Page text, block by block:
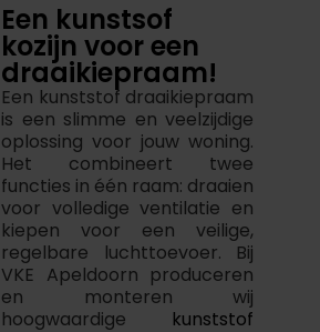
Een kunstsof
kozijn voor een
draaikiepraam!
Een kunststof draaikiepraam
is een slimme en veelzijdige
oplossing voor jouw woning.
Het combineert twee
functies in één raam: draaien
voor volledige ventilatie en
kiepen voor een veilige,
regelbare luchttoevoer. Bij
VKE Apeldoorn produceren
en monteren wij
hoogwaardige kunststof